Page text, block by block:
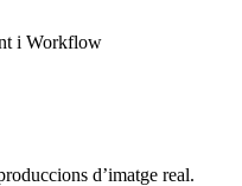
i Workflow
d’imatge real.